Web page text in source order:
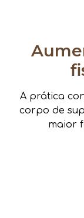
A prática
corpo de
maior